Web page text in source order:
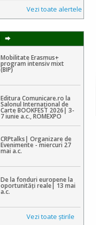
Vezi toate alertele
Mobilitate Erasmus+
program intensiv mixt
(BIP)
Editura Comunicare.ro la
Salonul Internațional de
Carte BOOKFEST 2026| 3-
7 iunie a.c., ROMEXPO
CRPtalks| Organizare de
Evenimente - miercuri 27
mai a.c.
De la fonduri europene la
oportunități reale| 13 mai
a.c.
Vezi toate ştirile